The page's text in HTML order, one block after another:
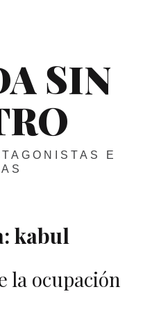
SIN
E
kabul
la ocupación